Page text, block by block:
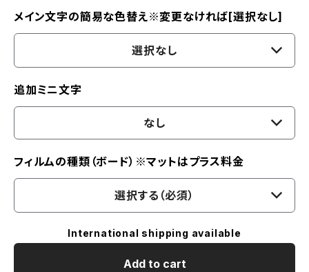
メイン文字の簡易な色替え※変更なければ[選択なし]
選択なし
追加ミニ文字
なし
フィルムの種類（ボード）※マットはプラス料金
選択する（必須）
International shipping available
Add to cart